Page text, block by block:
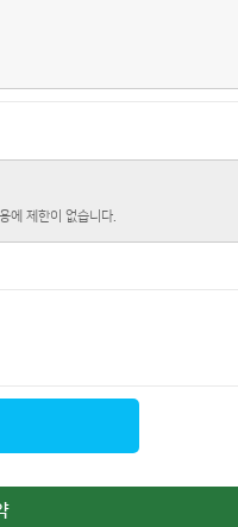
에 제한이 없습니다.
하기 목적에 필요한 용도 이외로는 사용
경우 즉시 삭제 조치합니다.